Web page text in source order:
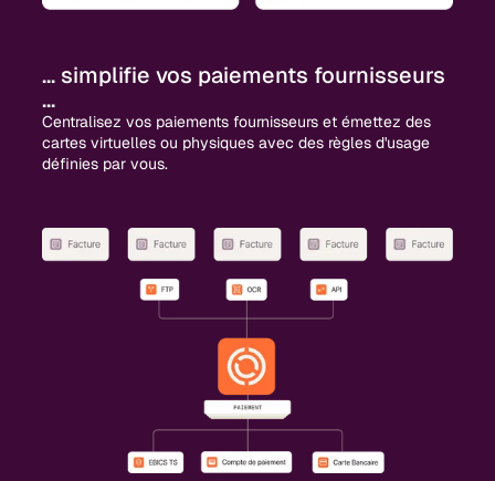
... simplifie vos paiements fournisseurs
...
Centralisez vos paiements fournisseurs et émettez des
cartes virtuelles ou physiques avec des règles d'usage
définies par vous.